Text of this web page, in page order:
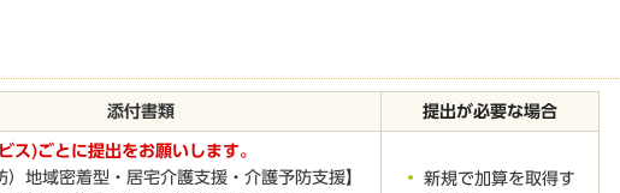
添付書類 提出が必要な場合
ス)ごとに提出をお願いします。
）地域密着型・居宅介護支援・介護予防支援】
新規で加算を取得す